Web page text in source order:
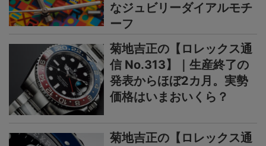
なジュビリーダイアルモチ
ーフ
菊地吉正の【ロレックス通
信 No.313】｜生産終了の
発表からほぼ2カ月。実勢
価格はいまおいくら？
菊地吉正の【ロレックス通